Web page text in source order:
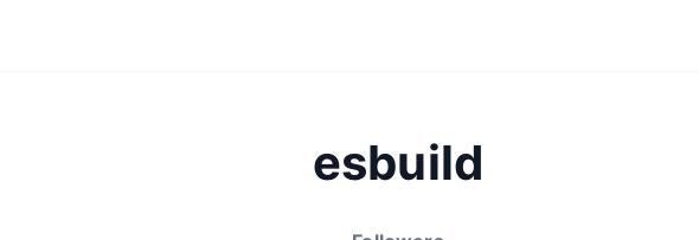
esbuild